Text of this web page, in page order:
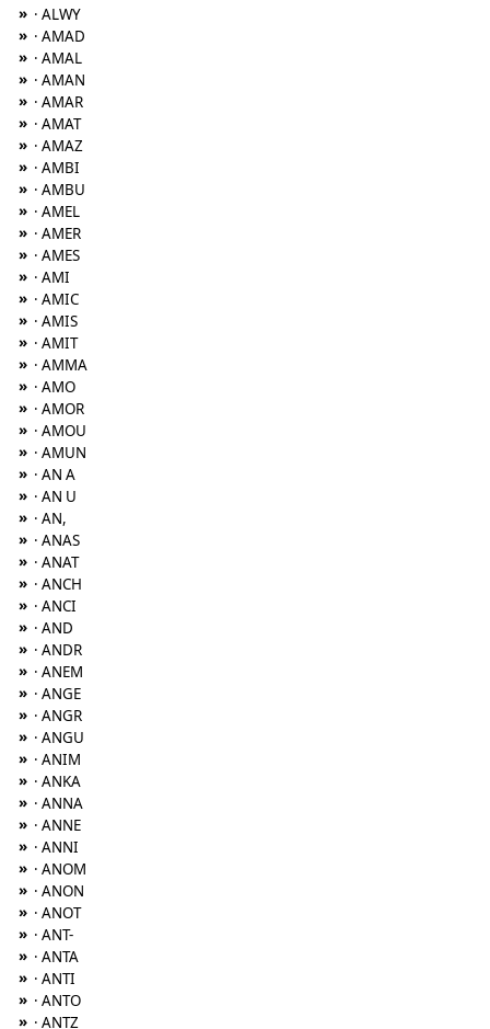
» · ALWY
» · AMAD
» · AMAL
» · AMAN
» · AMAR
» · AMAT
» · AMAZ
» · AMBI
» · AMBU
» · AMEL
» · AMER
» · AMES
» · AMI
» · AMIC
» · AMIS
» · AMIT
» · AMMA
» · AMO
» · AMOR
» · AMOU
» · AMUN
» · AN A
» · AN U
» · AN,
» · ANAS
» · ANAT
» · ANCH
» · ANCI
» · AND
» · ANDR
» · ANEM
» · ANGE
» · ANGR
» · ANGU
» · ANIM
» · ANKA
» · ANNA
» · ANNE
» · ANNI
» · ANOM
» · ANON
» · ANOT
» · ANT-
» · ANTA
» · ANTI
» · ANTO
» · ANTZ